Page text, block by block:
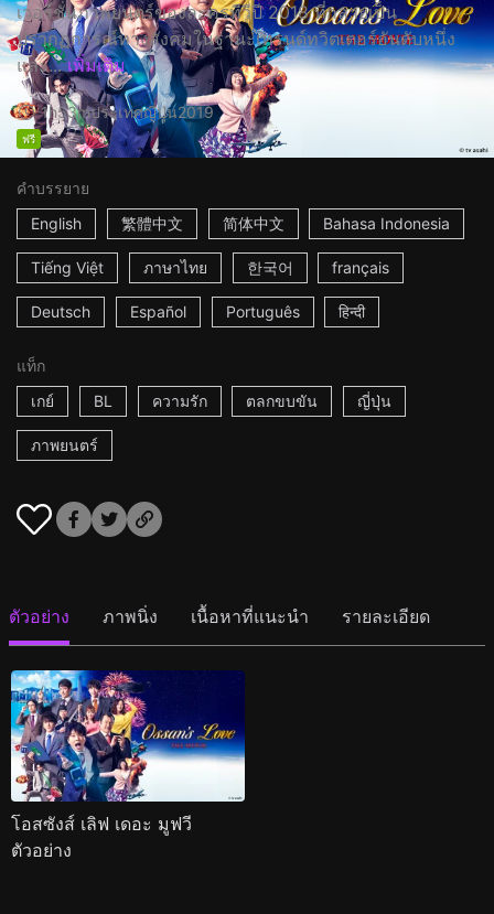
เวอร์ชั่นภาพยนตร์ของละครทีวีปี 2018 ที่กลายเป็น
ปรากฏการณ์ทางสังคมในฐานะเทรนด์ทวิตเตอร์อันดับหนึ่ง
และ... เพิ่มเติม
1h53mประเทศญี่ปุ่น2019
ฟรี
คำบรรยาย
English
繁體中文 简体中文 Bahasa Indonesia
Tiếng Việt ภาษาไทย 한국어 français
Deutsch Español Português हिन्दी
แท็ก
เกย์
BL ความรัก ตลกขบขัน ญี่ปุ่น
ภาพยนตร์
ตัวอย่าง ภาพนิ่ง เนื้อหาที่แนะนำ รายละเอียด
โอสซังส์ เลิฟ เดอะ มูฟวี
ตัวอย่าง